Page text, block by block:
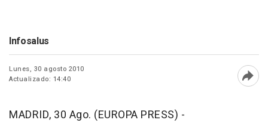
Infosalus
Lunes, 30 agosto 2010
Actualizado: 14:40
MADRID, 30 Ago. (EUROPA PRESS) -